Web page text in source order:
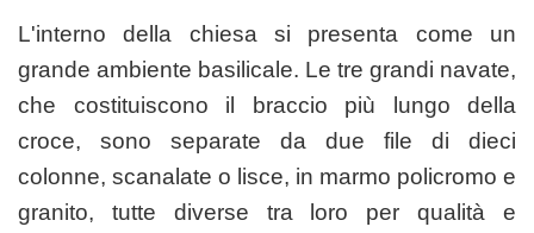
L'interno della chiesa si presenta come un
grande ambiente basilicale. Le tre grandi navate,
che costituiscono il braccio più lungo della
croce, sono separate da due file di dieci
colonne, scanalate o lisce, in marmo policromo e
granito, tutte diverse tra loro per qualità e